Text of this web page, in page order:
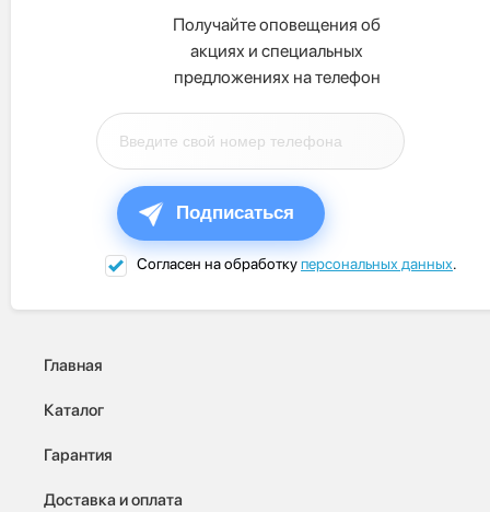
Получайте оповещения об
акциях и специальных
предложениях на телефон
Подписаться
Согласен на обработкуперсональных данных.
Главная
Каталог
Гарантия
Доставка и оплата